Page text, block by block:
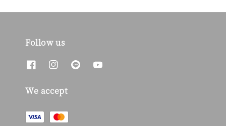
Follow us
We accept